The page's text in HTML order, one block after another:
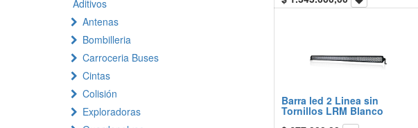
Aditivos
Antenas
Bombilleria
Carroceria Buses
Cintas
Colisión
Exploradoras
Barra led 2 Linea sin
Tornillos LRM Blanco